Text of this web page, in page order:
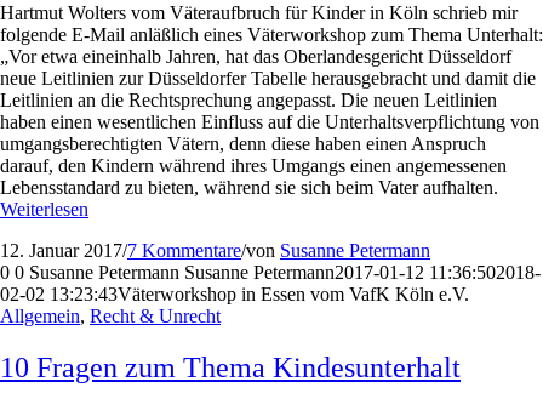
Hartmut Wolters vom Väteraufbruch für Kinder in Köln schrieb mir
folgende E-Mail anläßlich eines Väterworkshop zum Thema Unterhalt:
„Vor etwa eineinhalb Jahren, hat das Oberlandesgericht Düsseldorf
neue Leitlinien zur Düsseldorfer Tabelle herausgebracht und damit die
Leitlinien an die Rechtsprechung angepasst. Die neuen Leitlinien
haben einen wesentlichen Einfluss auf die Unterhaltsverpflichtung von
umgangsberechtigten Vätern, denn diese haben einen Anspruch
darauf, den Kindern während ihres Umgangs einen angemessenen
Lebensstandard zu bieten, während sie sich beim Vater aufhalten.
Weiterlesen
12. Januar 2017/7 Kommentare/von Susanne Petermann
0 0 Susanne Petermann Susanne Petermann2017-01-12 11:36:502018-
02-02 13:23:43Väterworkshop in Essen vom VafK Köln e.V.
Allgemein, Recht & Unrecht
10 Fragen zum Thema Kindesunterhalt